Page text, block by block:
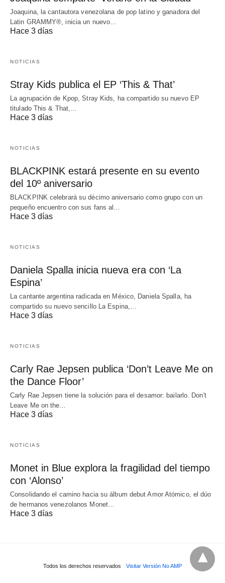
Joaquina, la cantautora venezolana de pop latino y ganadora del
Latin GRAMMY®, inicia un nuevo…
Hace 3 días
NOTICIAS
Stray Kids publica el EP ‘This & That’
La agrupación de Kpop, Stray Kids, ha compartido su nuevo EP
titulado This & That,…
Hace 3 días
NOTICIAS
BLACKPINK estará presente en su evento
del 10º aniversario
BLACKPINK celebrará su décimo aniversario como grupo con un
pequeño encuentro con sus fans al…
Hace 3 días
NOTICIAS
Daniela Spalla inicia nueva era con ‘La
Espina’
La cantante argentina radicada en México, Daniela Spalla, ha
compartido su nuevo sencillo La Espina,…
Hace 3 días
NOTICIAS
Carly Rae Jepsen publica ‘Don’t Leave Me on
the Dance Floor’
Carly Rae Jepsen tiene la solución para el desamor: bailarlo. Don't
Leave Me on the…
Hace 3 días
NOTICIAS
Monet in Blue explora la fragilidad del tiempo
con ‘Alonso’
Consolidando el camino hacia su álbum debut Amor Atómico, el dúo
de hermanos venezolanos Monet…
Hace 3 días
Todos los derechos reservados Visitar Versión No AMP